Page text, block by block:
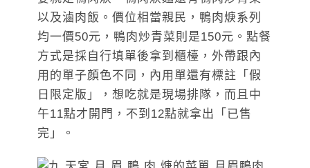
以及滷肉飯。價位相當親民，鴨肉焿系列
均一價50元，鴨肉炒青菜則是150元。點餐
方式是採自行填單後拿到櫃檯，外帶跟內
用的單子顏色不同，內用單還有標註「假
日限定版」，想吃就是現場排隊，而且中
午11點才開門，不到12點就拿出「已售
完」。